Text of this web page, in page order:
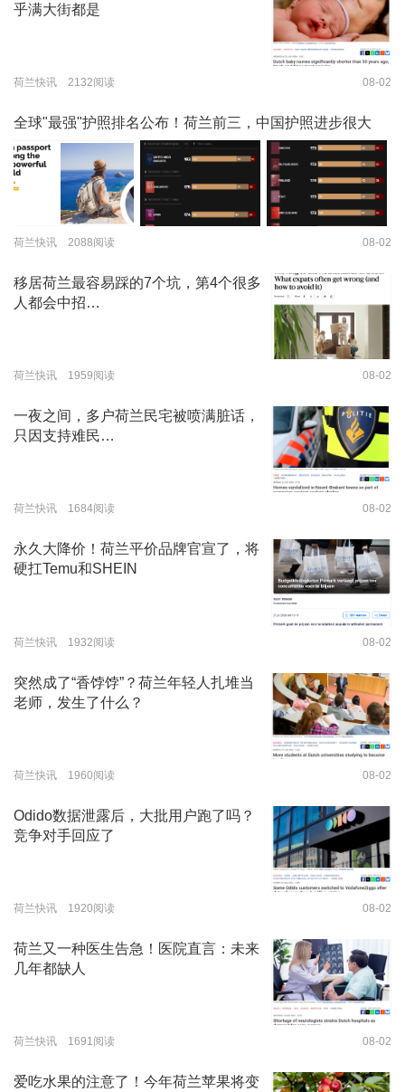
乎满大街都是
荷兰快讯 2132阅读 08-02
全球"最强"护照排名公布！荷兰前三，中国护照进步很大
荷兰快讯 2088阅读 08-02
移居荷兰最容易踩的7个坑，第4个很多
人都会中招…
荷兰快讯 1959阅读 08-02
一夜之间，多户荷兰民宅被喷满脏话，
只因支持难民…
荷兰快讯 1684阅读 08-02
永久大降价！荷兰平价品牌官宣了，将
硬扛Temu和SHEIN
荷兰快讯 1932阅读 08-02
突然成了“香饽饽”？荷兰年轻人扎堆当
老师，发生了什么？
荷兰快讯 1960阅读 08-02
Odido数据泄露后，大批用户跑了吗？
竞争对手回应了
荷兰快讯 1920阅读 08-02
荷兰又一种医生告急！医院直言：未来
几年都缺人
荷兰快讯 1691阅读 08-02
爱吃水果的注意了！今年荷兰苹果将变